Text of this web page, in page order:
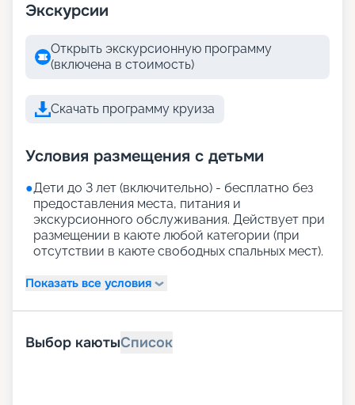
Экскурсии
Открыть экскурсионную программу
(включена в стоимость)
Скачать программу круиза
Условия размещения с детьми
●Дети до 3 лет (включительно) - бесплатно без
предоставления места, питания и
экскурсионного обслуживания. Действует при
размещении в каюте любой категории (при
отсутствии в каюте свободных спальных мест).
Показать все условия
Выбор каютыСписок